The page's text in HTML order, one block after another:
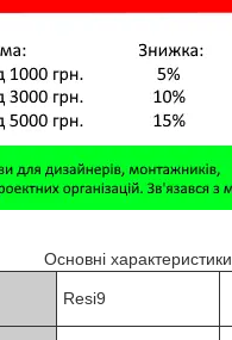
Основні характеристики
Resi9